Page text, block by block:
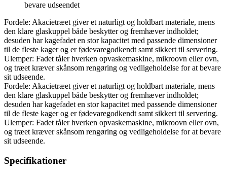
bevare udseendet
Fordele: Akacietræet giver et naturligt og holdbart materiale, mens
den klare glaskuppel både beskytter og fremhæver indholdet;
desuden har kagefadet en stor kapacitet med passende dimensioner
til de fleste kager og er fødevaregodkendt samt sikkert til servering.
Ulemper: Fadet tåler hverken opvaskemaskine, mikroovn eller ovn,
og træet kræver skånsom rengøring og vedligeholdelse for at bevare
sit udseende.
Fordele: Akacietræet giver et naturligt og holdbart materiale, mens
den klare glaskuppel både beskytter og fremhæver indholdet;
desuden har kagefadet en stor kapacitet med passende dimensioner
til de fleste kager og er fødevaregodkendt samt sikkert til servering.
Ulemper: Fadet tåler hverken opvaskemaskine, mikroovn eller ovn,
og træet kræver skånsom rengøring og vedligeholdelse for at bevare
sit udseende.
Specifikationer